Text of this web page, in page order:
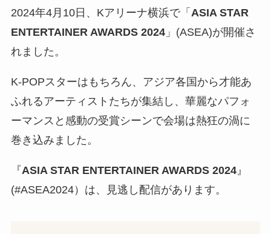
2024年4月10日、Kアリーナ横浜で「 ASIA STAR
ENTERTAINER AWARDS 2024」(ASEA)が開催さ
れました。
K-POPスターはもちろん、アジア各国から才能あ
ふれるアーティストたちが集結し、華麗なパフォ
ーマンスと感動の受賞シーンで会場は熱狂の渦に
巻き込みました。
『ASIA STAR ENTERTAINER AWARDS 2024』
(#ASEA2024）は、見逃し配信があります。